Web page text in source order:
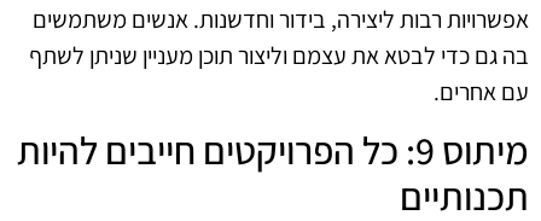
אפשרויות רבות ליצירה, בידור וחדשנות. אנשים משתמשים
בה גם כדי לבטא את עצמם וליצור תוכן מעניין שניתן לשתף
עם אחרים.
מיתוס 9: כל הפרויקטים חייבים להיות
תכנותיים